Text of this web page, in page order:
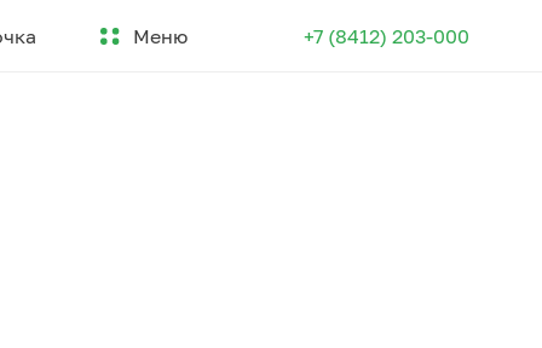
Меню +7 (8412) 203-000